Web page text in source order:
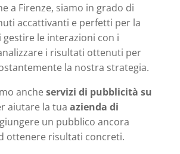
a Firenze, siamo in grado di
accattivanti e perfetti per la
le interazioni con i
i risultati ottenuti per
la nostra strategia.
ancheservizi di pubblicità su
aiutare la tua azienda di
un pubblico ancora
ottenere risultati concreti.